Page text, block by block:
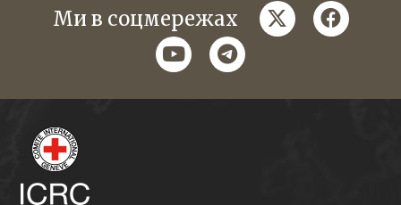
Ми в соцмережах twitter
youtubetelegram